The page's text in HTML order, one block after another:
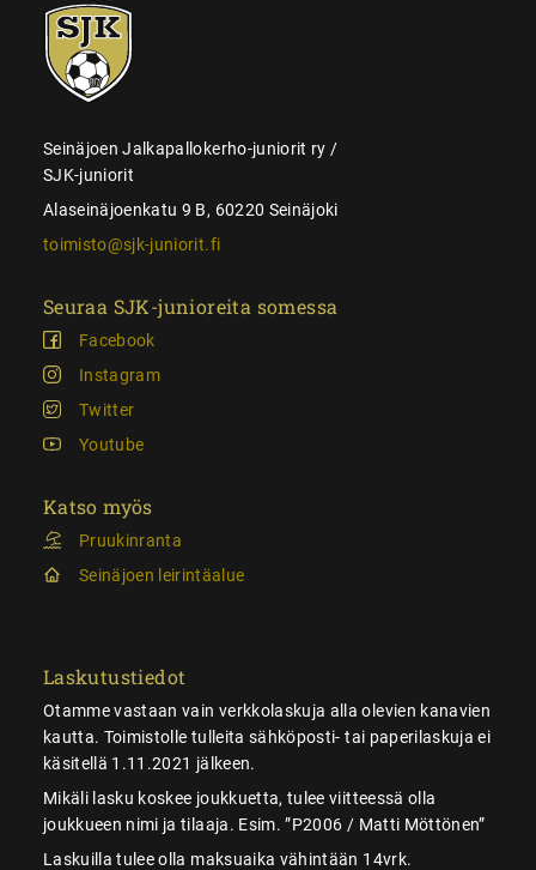
SJK-
juniorit
Seinäjoen Jalkapallokerho-juniorit ry /
SJK-juniorit
Alaseinäjoenkatu 9 B, 60220 Seinäjoki
toimisto@sjk-juniorit.fi
Seuraa SJK-junioreita somessa
Facebook
Instagram
Twitter
Youtube
Katso myös
Pruukinranta
Seinäjoen leirintäalue
Laskutustiedot
Otamme vastaan vain verkkolaskuja alla olevien kanavien
kautta. Toimistolle tulleita sähköposti- tai paperilaskuja ei
käsitellä 1.11.2021 jälkeen.
Mikäli lasku koskee joukkuetta, tulee viitteessä olla
joukkueen nimi ja tilaaja. Esim. ”P2006 / Matti Möttönen”
Laskuilla tulee olla maksuaika vähintään 14vrk.